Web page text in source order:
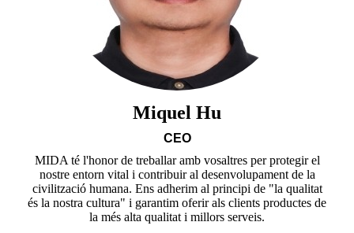
Miquel Hu
CEO
MIDA té l'honor de treballar amb vosaltres per protegir el
nostre entorn vital i contribuir al desenvolupament de la
civilització humana. Ens adherim al principi de "la qualitat
és la nostra cultura" i garantim oferir als clients productes de
la més alta qualitat i millors serveis.